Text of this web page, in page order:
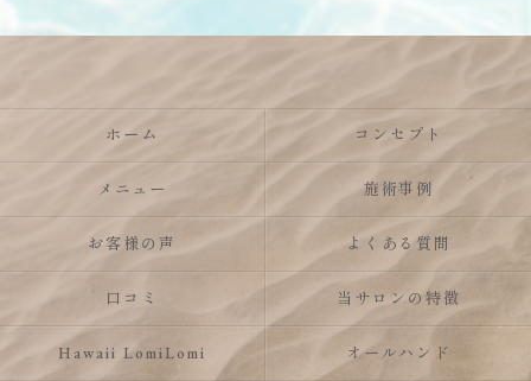
ホーム コンセプト
メニュー 施術事例
お客様の声 よくある質問
口コミ 当サロンの特徴
Hawaii LomiLomi オールハンド